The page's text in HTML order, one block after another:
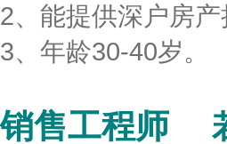
2、能提供深户房产
3、年龄30-40岁。
销售工程师